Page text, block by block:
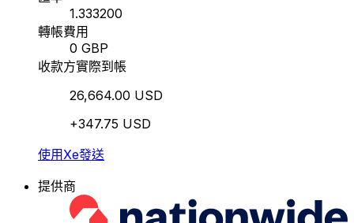
1.333200
轉帳費用
0 GBP
收款方實際到帳
26,664.00 USD
+347.75 USD
使用Xe發送
提供商